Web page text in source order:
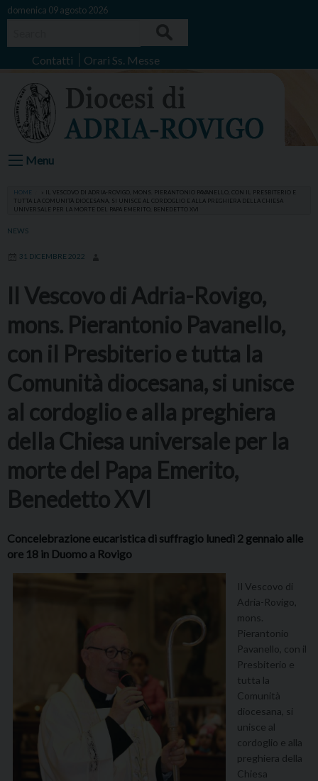
Skip
domenica 09 agosto 2026
Contatti Orari Ss. Messe
Menu
HOME
IL VESCOVO DI ADRIA-ROVIGO, MONS. PIERANTONIO PAVANELLO, CON IL PRESBITERIO E
TUTTA LA COMUNITÀ DIOCESANA, SI UNISCE AL CORDOGLIO E ALLA PREGHIERA DELLA CHIESA
UNIVERSALE PER LA MORTE DEL PAPA EMERITO, BENEDETTO XVI
NEWS
31 DICEMBRE 2022
Il Vescovo di Adria-Rovigo,
mons. Pierantonio Pavanello,
con il Presbiterio e tutta la
Comunità diocesana, si unisce
al cordoglio e alla preghiera
della Chiesa universale per la
morte del Papa Emerito,
Benedetto XVI
Concelebrazione eucaristica di suffragio lunedì 2 gennaio alle
ore 18 in Duomo a Rovigo
Il Vescovo di
Adria-Rovigo,
mons.
Pierantonio
Pavanello, con il
Presbiterio e
tutta la
Comunità
diocesana, si
unisce al
cordoglio e alla
preghiera della
Chiesa